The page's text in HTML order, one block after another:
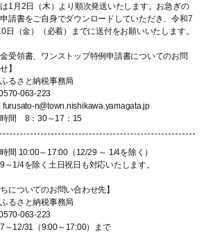
1月2日（木）より順次発送いたします。お急ぎの
請書をご自身でダウンロードしていただき、令和7
日（金）（必着）までに送付をお願いいたします。
金受領書、ワンストップ特例申請書についてのお問
】
るさと納税事務局
063-223
furusato-n@town.nishikawa.yamagata.jp
間 8：30～17：15
間 10:00～17:00（12/29 ～ 1/4を除く）
1/4を除く土日祝日も対応いたします。
ちについてのお問い合わせ先】
るさと納税事務局
063-223
～12/31（9:00～17:00）まで